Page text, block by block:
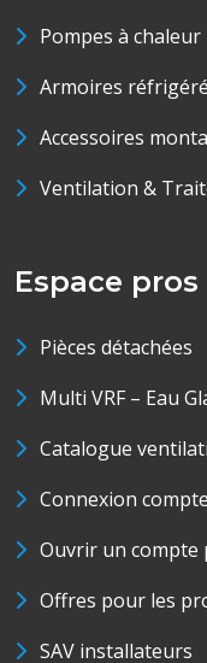
Pompes à chaleur
Armoires
Accessoires
Ventilation &
Espace pros
Pièces détachées
Multi VRF – Eau
Catalogue
Connexion
Ouvrir un compte
Offres pour les
SAV installateurs